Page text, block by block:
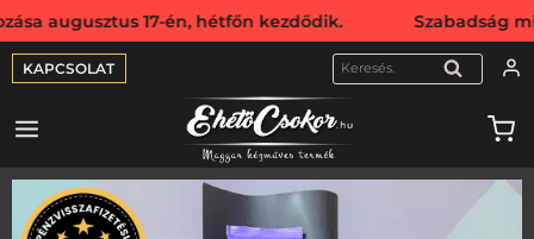
17-én, hétfőn kezdődik. Szabadság miatt
KAPCSOLAT KERESÉS